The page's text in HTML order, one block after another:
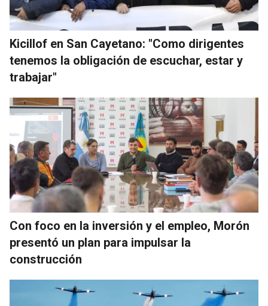
Kicillof en San Cayetano: "Como dirigentes
tenemos la obligación de escuchar, estar y
trabajar"
Con foco en la inversión y el empleo, Morón
presentó un plan para impulsar la
construcción